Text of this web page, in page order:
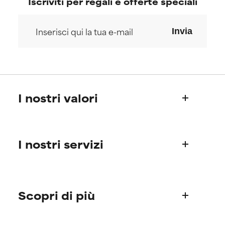
Invia
I nostri valori
La storia di Paula
I nostri servizi
Domande frequenti (FAQ)
Spedizioni
Scopri di più